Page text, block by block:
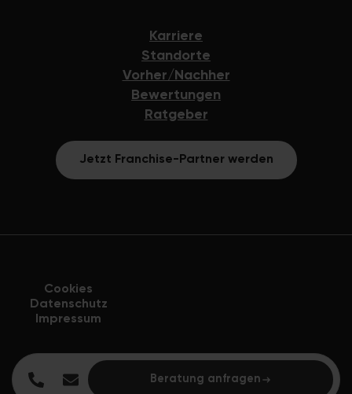
Karriere
Standorte
Vorher/Nachher
Bewertungen
Ratgeber
Jetzt Franchise-Partner werden
Cookies
Datenschutz
Impressum
Beratung anfragen